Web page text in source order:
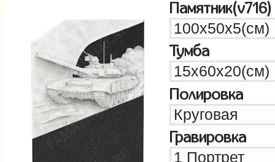
Памятник(v716)
Тумба
Полировка
Гравировка